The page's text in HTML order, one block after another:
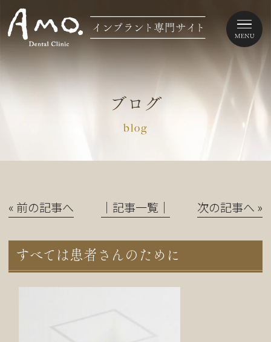
ブログ
blog
« 前の記事へ │記事一覧│ 次の記事へ »
すべては患者さんのために